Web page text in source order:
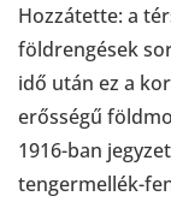
Hozzátette: a
földrengések
idő után ez a
erősségű
1916-ban
tengermellék-